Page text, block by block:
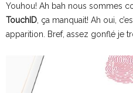
Youhou! Ah bah nous sommes
TouchID , ça manquait! Ah oui,
apparition. Bref, assez gonflé je